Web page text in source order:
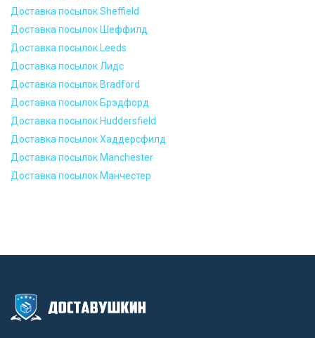
Доставка посылок Sheffield
Доставка посылок Шеффилд
Доставка посылок Leeds
Доставка посылок Лидс
Доставка посылок Bradford
Доставка посылок Брэдфорд
Доставка посылок Huddersfield
Доставка посылок Хаддерсфилд
Доставка посылок Manchester
Доставка посылок Манчестер